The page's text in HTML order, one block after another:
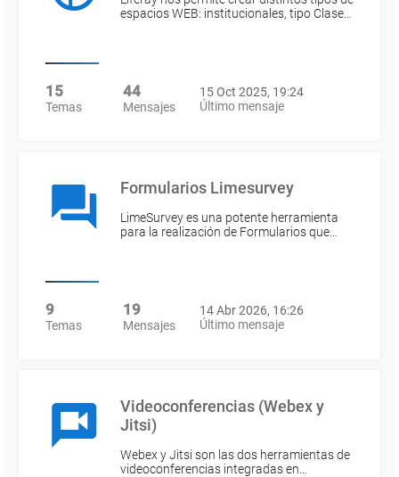
espacios WEB: institucionales, tipo Clase…
15
Temas
44
Mensajes
15 Oct 2025, 19:24
Último mensaje
Formularios Limesurvey
LimeSurvey es una potente herramienta
para la realización de Formularios que…
9
Temas
19
Mensajes
14 Abr 2026, 16:26
Último mensaje
Videoconferencias (Webex y
Jitsi)
Webex y Jitsi son las dos herramientas de
videoconferencias integradas en…